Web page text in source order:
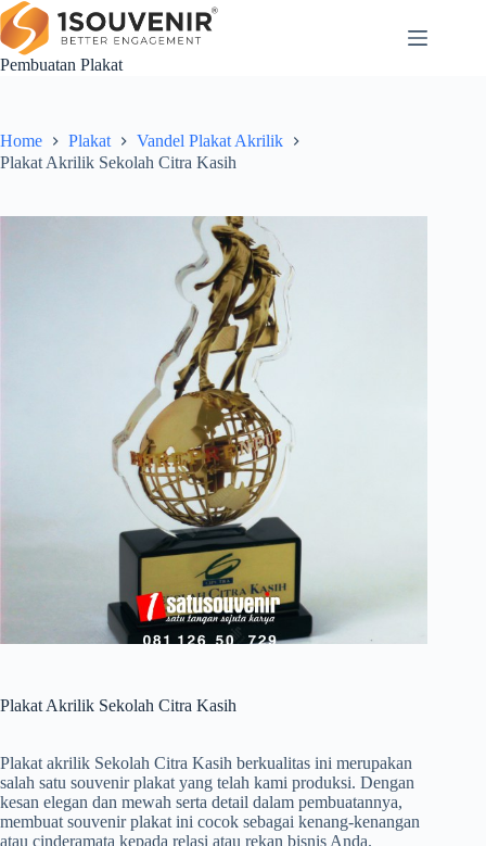
Skip
to
content
Pembuatan Plakat
Home Plakat
Vandel Plakat Akrilik
Plakat Akrilik Sekolah Citra Kasih
Plakat Akrilik Sekolah Citra Kasih
Plakat akrilik Sekolah Citra Kasih berkualitas ini merupakan
salah satu souvenir plakat yang telah kami produksi. Dengan
kesan elegan dan mewah serta detail dalam pembuatannya,
membuat souvenir plakat ini cocok sebagai kenang-kenangan
atau cinderamata kepada relasi atau rekan bisnis Anda.